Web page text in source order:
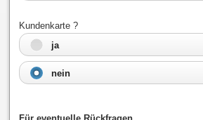
Kundenkarte ?
ja
nein